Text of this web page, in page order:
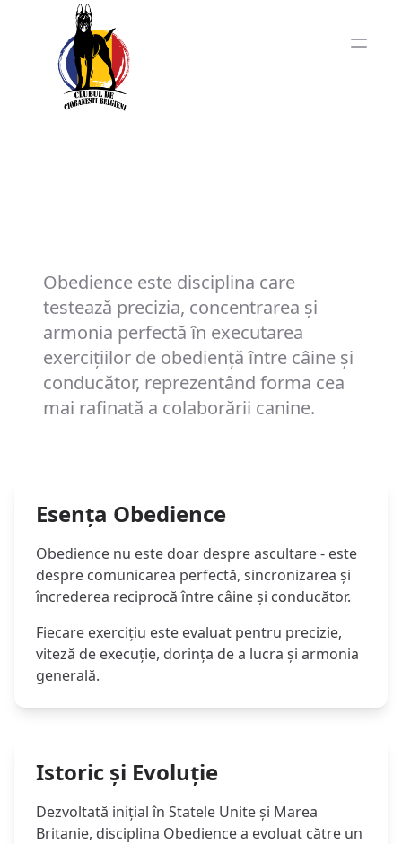
Obedience este disciplina care
testează precizia, concentrarea și
armonia perfectă în executarea
exercițiilor de obediență între câine și
conducător, reprezentând forma cea
mai rafinată a colaborării canine.
Esența Obedience
Obedience nu este doar despre ascultare - este
despre comunicarea perfectă, sincronizarea și
încrederea reciprocă între câine și conducător.
Fiecare exercițiu este evaluat pentru precizie,
viteză de execuție, dorința de a lucra și armonia
generală.
Istoric și Evoluție
Dezvoltată inițial în Statele Unite și Marea
Britanie, disciplina Obedience a evoluat către un